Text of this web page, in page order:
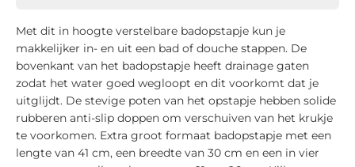
Met dit in hoogte verstelbare badopstapje kun je
makkelijker in- en uit een bad of douche stappen. De
bovenkant van het badopstapje heeft drainage gaten
zodat het water goed wegloopt en dit voorkomt dat je
uitglijdt. De stevige poten van het opstapje hebben solide
rubberen anti-slip doppen om verschuiven van het krukje
te voorkomen. Extra groot formaat badopstapje met een
lengte van 41 cm, een breedte van 30 cm en een in vier